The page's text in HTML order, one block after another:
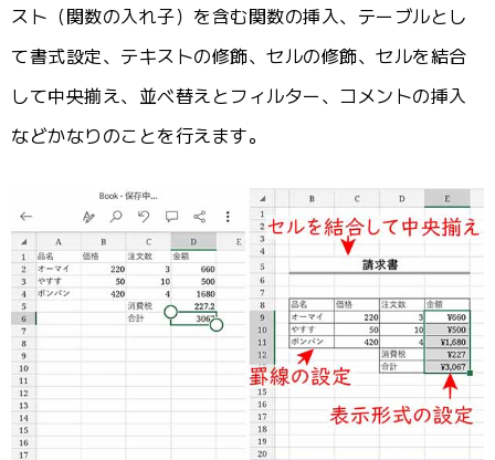
スト（関数の入れ子）を含む関数の挿入、テーブルとし
て書式設定、テキストの修飾、セルの修飾、セルを結合
して中央揃え、並べ替えとフィルター、コメントの挿入
などかなりのことを行えます。